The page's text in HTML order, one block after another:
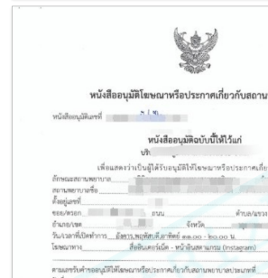
โฆษณาคลินิก หรือ โฆษณาส
หนังสืออนุมัติโฆษณาหรือประกาศเกี่ยวกับสถานพ